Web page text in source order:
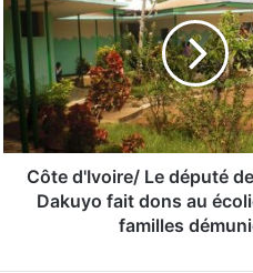
Côte d'Ivoire/ Le député
Dakuyo fait dons au
familles